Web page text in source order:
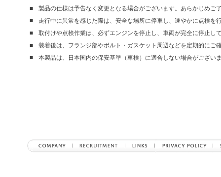
製品の仕様は予告なく変更となる場合がございます。あらかじめご
走行中に異常を感じた際は、安全な場所に停車し、速やかに点検を
取付けや点検作業は、必ずエンジンを停止し、車両が完全に停止し
装着後は、フランジ部やボルト・ガスケット周辺などを定期的にご
本製品は、日本国内の保安基準（車検）に適合しない場合がござ